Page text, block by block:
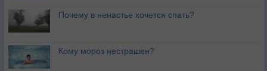
Почему в ненастье хочется спать?
Кому мороз нестрашен?